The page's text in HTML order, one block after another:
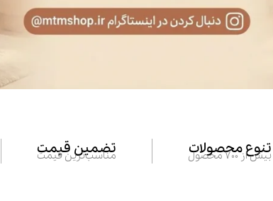
تنوع محصولات
بیش از 700 محصول تضمین قیمت
مناسب‌ترین قیمت